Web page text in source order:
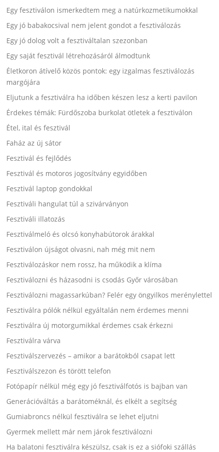
Egy fesztiválon ismerkedtem meg a natúrkozmetikumokkal
Egy jó babakocsival nem jelent gondot a fesztiválozás
Egy jó dolog volt a fesztiváltalan szezonban
Egy saját fesztivál létrehozásáról álmodtunk
Életkoron átívelő közös pontok: egy izgalmas fesztiválozás
margójára
Eljutunk a fesztiválra ha időben készen lesz a kerti pavilon
Érdekes témák: Fürdőszoba burkolat ötletek a fesztiválon
Étel, ital és fesztivál
Faház az új sátor
Fesztivál és fejlődés
Fesztivál és motoros jogosítvány egyidőben
Fesztivál laptop gondokkal
Fesztiváli hangulat túl a szivárványon
Fesztiváli illatozás
Fesztiválmeló és olcsó konyhabútorok árakkal
Fesztiválon újságot olvasni, nah még mit nem
Fesztiválozáskor nem rossz, ha működik a klíma
Fesztiválozni és házasodni is csodás Győr városában
Fesztiválozni magassarkúban? Felér egy öngyilkos merénylettel
Fesztiválra pólók nélkül egyáltalán nem érdemes menni
Fesztiválra új motorgumikkal érdemes csak érkezni
Fesztiválra várva
Fesztiválszervezés – amikor a barátokból csapat lett
Fesztiválszezon és törött telefon
Fotópapír nélkül még egy jó fesztiválfotós is bajban van
Generációváltás a barátoméknál, és elkélt a segítség
Gumiabroncs nélkül fesztiválra se lehet eljutni
Gyermek mellett már nem járok fesztiválozni
Ha balatoni fesztiválra készülsz, csak is ez a siófoki szállás